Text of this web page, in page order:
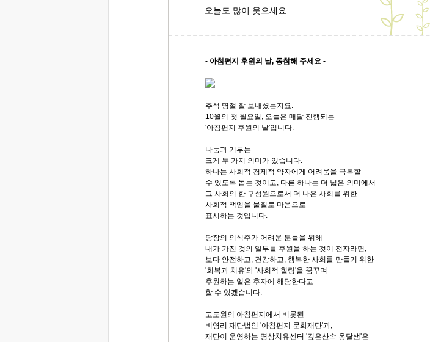
오늘도 많이 웃으세요.
- 아침편지 후원의 날, 동참해 주세요 -
추석 명절 잘 보내셨는지요.
10월의 첫 월요일, 오늘은 매달 진행되는
'아침편지 후원의 날'입니다.
나눔과 기부는
크게 두 가지 의미가 있습니다.
하나는 사회적 경제적 약자에게 어려움을 극복할
수 있도록 돕는 것이고, 다른 하나는 더 넓은 의미에서
그 사회의 한 구성원으로서 더 나은 사회를 위한
사회적 책임을 물질로 마음으로
표시하는 것입니다.
당장의 의식주가 어려운 분들을 위해
내가 가진 것의 일부를 후원을 하는 것이 전자라면,
보다 안전하고, 건강하고, 행복한 사회를 만들기 위한
'회복과 치유'와 '사회적 힐링'을 꿈꾸며
후원하는 일은 후자에 해당한다고
할 수 있겠습니다.
고도원의 아침편지에서 비롯된
비영리 재단법인 '아침편지 문화재단'과,
재단이 운영하는 명상치유센터 '깊은산속 옹달샘'은